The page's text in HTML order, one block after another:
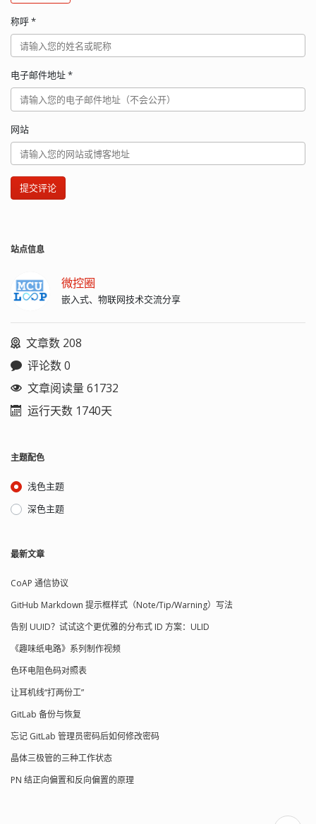
称呼*
电子邮件地址*
网站
提交评论
站点信息
微控圈
嵌入式、物联网技术交流分享
文章数 208
评论数 0
文章阅读量 61732
运行天数 1740天
主题配色
浅色主题
深色主题
最新文章
CoAP 通信协议
GitHub Markdown 提示框样式（Note/Tip/Warning）写法
告别 UUID？试试这个更优雅的分布式 ID 方案：ULID
《趣味纸电路》系列制作视频
色环电阻色码对照表
让耳机线“打两份工”
GitLab 备份与恢复
忘记 GitLab 管理员密码后如何修改密码
晶体三极管的三种工作状态
PN 结正向偏置和反向偏置的原理